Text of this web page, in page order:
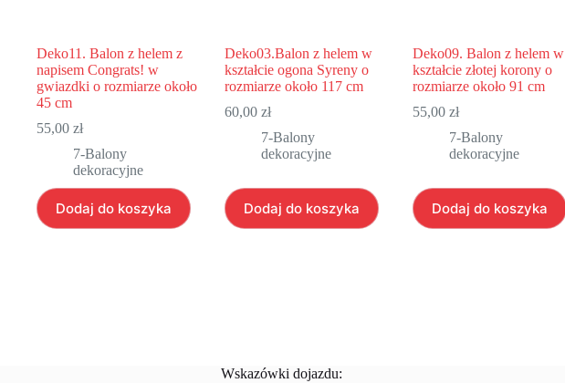
Deko11. Balon z helem z
napisem Congrats! w
gwiazdki o rozmiarze około
45 cm
55,00 zł
7-Balony
dekoracyjne
Dodaj do koszyka
Deko03.Balon z helem w
kształcie ogona Syreny o
rozmiarze około 117 cm
60,00zł
7-Balony
dekoracyjne
Dodaj do koszyka
Deko09. Balon z helem w
kształcie złotej korony o
rozmiarze około 91 cm
55,00zł
7-Balony
dekoracyjne
Dodaj do koszyka
Wskazówki dojazdu: